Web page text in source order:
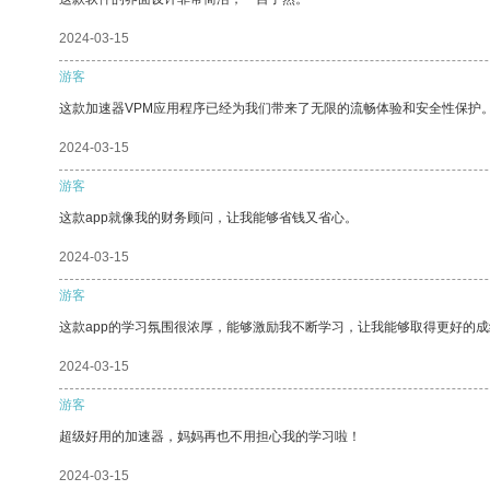
2024-03-15
游客
这款加速器VPM应用程序已经为我们带来了无限的流畅体验和安全性保护
2024-03-15
游客
这款app就像我的财务顾问，让我能够省钱又省心。
2024-03-15
游客
这款app的学习氛围很浓厚，能够激励我不断学习，让我能够取得更好的
2024-03-15
游客
超级好用的加速器，妈妈再也不用担心我的学习啦！
2024-03-15